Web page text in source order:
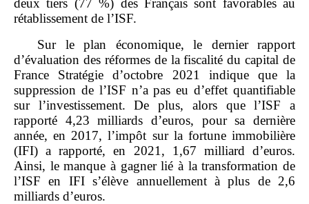
deux tiers (77 %) des Français sont favorables au
rétablissement de l’ISF.
Sur le plan économique, le dernier rapport
d’évaluation des réformes de la fiscalité du capital de
France Stratégie d’octobre 2021 indique que la
suppression de l’ISF n’a pas eu d’effet quantifiable
sur l’investissement. De plus, alors que l’ISF a
rapporté 4,23 milliards d’euros, pour sa dernière
année, en 2017, l’impôt sur la fortune immobilière
(IFI) a rapporté, en 2021, 1,67 milliard d’euros.
Ainsi, le manque à gagner lié à la transformation de
l’ISF en IFI s’élève annuellement à plus de 2,6
milliards d’euros.